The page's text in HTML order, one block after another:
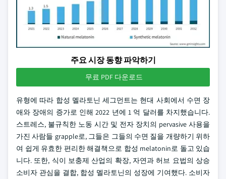
주요 시장 동향 파악하기
무료 PDF 다운로드
유형에 따라 합성 멜라토닌 세그먼트는 현대 사회에서 수면 장
애와 장애의 증가로 인해 2022 년에 1 억 달러를 차지했습니다.
스트레스, 불규칙한 노동 시간 및 전자 장치의 pervasive 사용을
가진 사람들 grapple로, 그들은 그들의 수면 질을 개량하기 위하
여 쉽게 유효한 편리한 해결책으로 합성 melatonin로 돌고 있습
니다. 또한, 식이 보충제 산업의 확장, 자연과 허브 요법의 상승
소비자 관심을 결합, 합성 멜라토닌의 성장에 기여했다. 소비자